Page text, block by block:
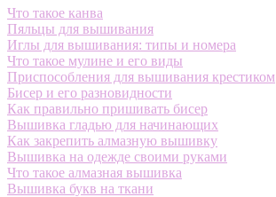
Что такое канва
Пяльцы для вышивания
Иглы для вышивания: типы и номера
Что такое мулине и его виды
Приспособления для вышивания крестиком
Бисер и его разновидности
Как правильно пришивать бисер
Вышивка гладью для начинающих
Как закрепить алмазную вышивку
Вышивка на одежде своими руками
Что такое алмазная вышивка
Вышивка букв на ткани